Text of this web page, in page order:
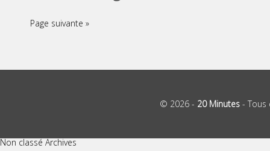
Page suivante »
© 2026 - 20 Minutes -
Non classé Archives